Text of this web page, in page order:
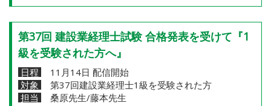
第37回 建設業経理士試験 合格発表を受けて『1
級を受験された方へ』
日程
11月14日 配信開始
対象
第37回建設業経理士1級を受験された方
担当
桑原先生/藤本先生